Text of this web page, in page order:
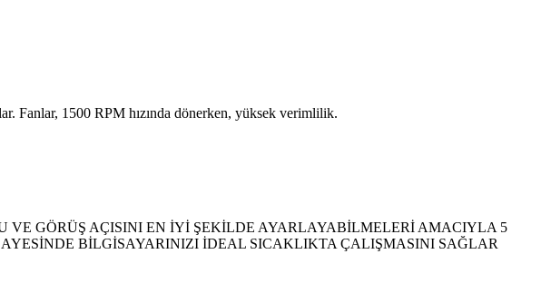
Fanlar, 1500 RPM hızında dönerken, yüksek verimlilik.
GÖRÜŞ AÇISINI EN İYİ ŞEKİLDE AYARLAYABİLMELERİ AMACIYLA 5
BİLGİSAYARINIZI İDEAL SICAKLIKTA ÇALIŞMASINI SAĞLAR